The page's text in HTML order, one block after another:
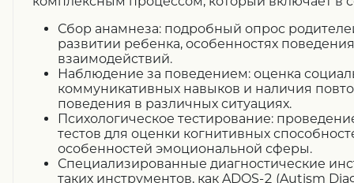
Сбор анамнеза: подробный опрос
развитии ребенка, особенностях
взаимодействий.
Наблюдение за поведением: оценка
коммуникативных навыков и наличия
поведения в различных ситуациях.
Психологическое тестирование:
тестов для оценки когнитивных
особенностей эмоциональной сферы.
Специализированные диагностические
таких инструментов, как ADOS-2 (Autism